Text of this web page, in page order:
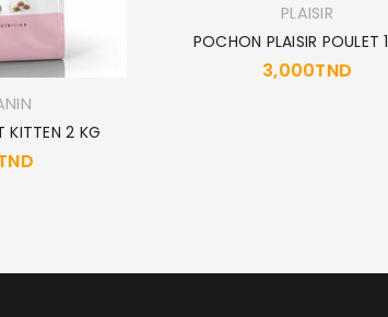
KITTEN 2 KG
PLAISIR
POCHON PLAISIR POULET
3,000TND